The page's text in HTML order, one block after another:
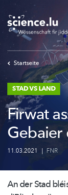
to
main
content
Startseite
STAD VS LAND
Firwat
Gebaier
11.03.2021 | FNR
An der Stad